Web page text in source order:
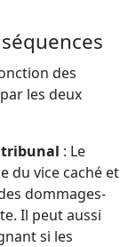
des
les deux
tribunal : Le
du vice caché et
dommages-
Il peut aussi
si les